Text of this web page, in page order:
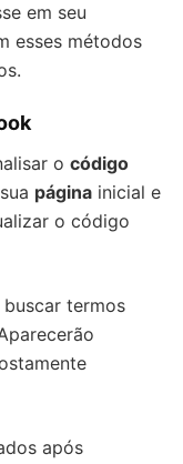
em seu
esses métodos
o código
página inicial e
o código
termos
após